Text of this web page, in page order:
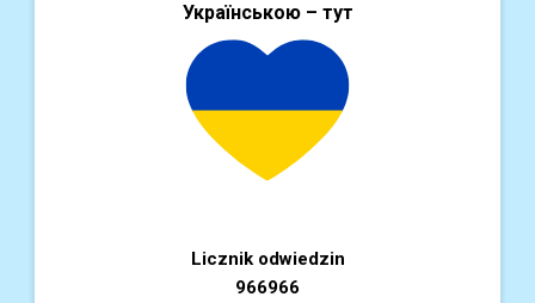
Українською – тут
Licznik odwiedzin
966966